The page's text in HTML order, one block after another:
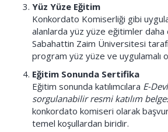
Yüz Yüze Eğitim
Konkordato Komiserliği gibi
alanlarda yüz yüze eğitimler daha
Sabahattin Zaim Üniversitesi
program yüz yüze ve uygulamalı
Eğitim Sonunda Sertifika
Eğitim sonunda katılımcılara E-
sorgulanabilir resmi katılım
konkordato komiseri olarak
temel koşullardan biridir.